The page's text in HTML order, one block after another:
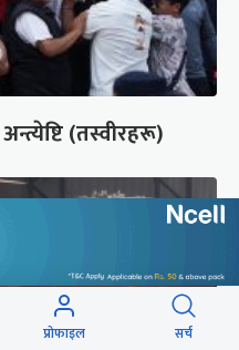
(तस्वीरहरू)
प्रोफाइल सर्च